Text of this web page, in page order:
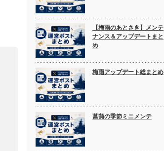
【梅雨のあとさき】メンテ
ナンス＆アップデートまと
め
梅雨アップデート総まとめ
菖蒲の季節ミニメンテ